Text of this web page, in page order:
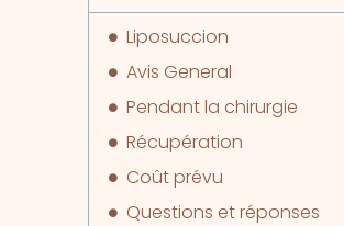
Liposuccion
Avis General
Pendant la chirurgie
Récupération
Coût prévu
Questions et réponses